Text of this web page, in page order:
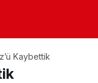
Kaybettik